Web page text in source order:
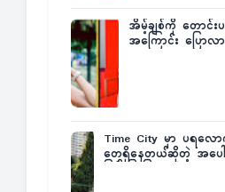
အိမ့်ချစ်ကို တောင်
အကြောင်း ပြော
Time City မှာ ပရလေ
တွေရှိနေတယ်ဆိုတဲ့ အပေ